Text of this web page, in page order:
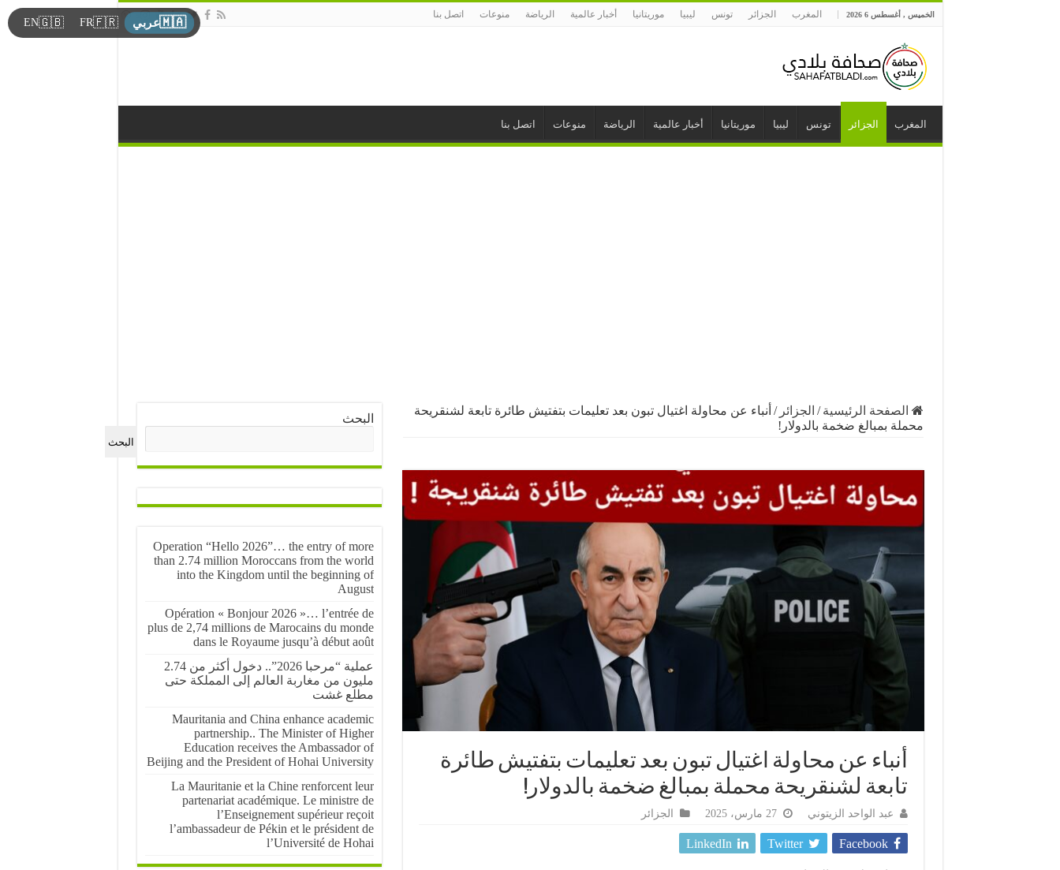
الخميس , أغسطس 6 2026 المغرب الجزائر تونس ليبيا موريتانيا أخبار عالمية الرياضة منوعات اتصل بنا
المغرب الجزائر تونس ليبيا موريتانيا أخبار عالمية الرياضة منوعات اتصل بنا
الصفحة الرئيسية / الجزائر / أنباء عن محاولة اغتيال تبون بعد تعليمات بتفتيش طائرة تابعة لشنقريحة
محملة بمبالغ ضخمة بالدولار!
أنباء عن محاولة اغتيال تبون بعد تعليمات بتفتيش طائرة
تابعة لشنقريحة محملة بمبالغ ضخمة بالدولار!
عبد الواحد الزيتوني 27 مارس، 2025 الجزائر
Facebook
Twitter
LinkedIn
البحث
البحث
Operation “Hello 2026”… the entry of more
than 2.74 million Moroccans from the world
into the Kingdom until the beginning of
August
Opération « Bonjour 2026 »… l’entrée de
plus de 2,74 millions de Marocains du monde
dans le Royaume jusqu’à début août
عملية “مرحبا 2026”.. دخول أكثر من 2.74
مليون من مغاربة العالم إلى المملكة حتى
مطلع غشت
Mauritania and China enhance academic
partnership.. The Minister of Higher
Education receives the Ambassador of
Beijing and the President of Hohai University
La Mauritanie et la Chine renforcent leur
partenariat académique. Le ministre de
l’Enseignement supérieur reçoit
l’ambassadeur de Pékin et le président de
l’Université de Hohai
🇲🇦عربي 🇫🇷
FR
🇬🇧
EN